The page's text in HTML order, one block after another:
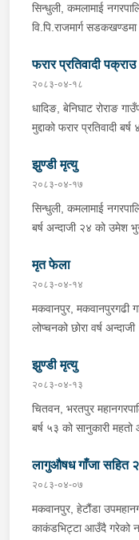
सिन्धुली, कमलामाई
वि.पि.राजमार्ग
बर्दिवासको संयुक्त टोलीले
सिन्धुली कमलामाई
चन्द्र बहादुर माझीले
यात्रुबाहक E.V. हायसमा
ल्याएको तरकारीको बोरा
ल्याएको लागु औषध खैरो
पारी नियन्त्रणमा लिई
अभिषेक कुमार साह र
भनि खुल्न आएको हुँदा
अनुसन्धान कार्य भईरहेको ।
फरार प्रतिवादी पक्राउ
२०८३-०४-१८
धादिङ, बेनिघाट रोराङ
मुद्दाको फरार प्रतिवादी
झुण्डी मृत्यु
२०८३-०४-१७
सिन्धुली, कमलामाई
बर्ष अन्दाजी २४ को उमेश
घटनास्थलमा मुचुल्का
मृत फेला
२०८३-०४-१४
मकवानपुर, मकवानपुरगढी
लोप्चनको छोरा वर्ष
मिति २०८३।०४।१४ गते
अवस्थामा फेला परेको । यस
छ ।
झुण्डी मृत्यु
२०८३-०४-१३
चितवन, भरतपुर
बर्ष ५३ को सानुकारी
सहित थप अनुसन्धान कार्य
लागुऔषध गाँजा सहित २
२०८३-०४-०७
मकवानपुर, हेटौंडा
काकंडभिट्टा आउँदै गरेको